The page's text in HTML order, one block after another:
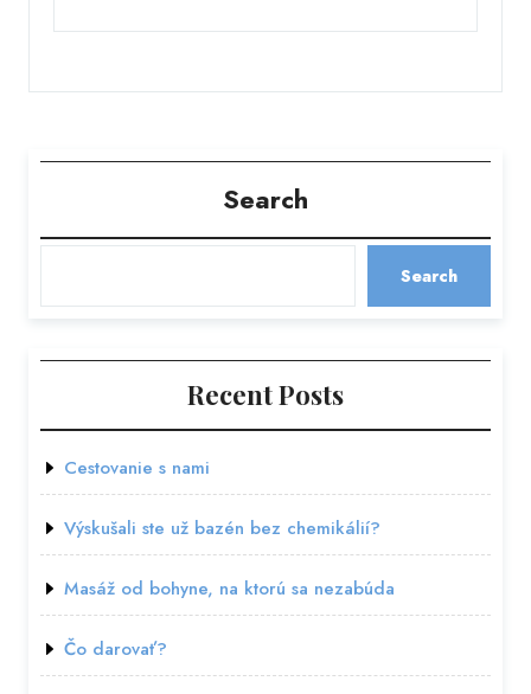
Search
Search
Recent Posts
Cestovanie s nami
Výskušali ste už bazén bez chemikálií?
Masáž od bohyne, na ktorú sa nezabúda
Čo darovať?